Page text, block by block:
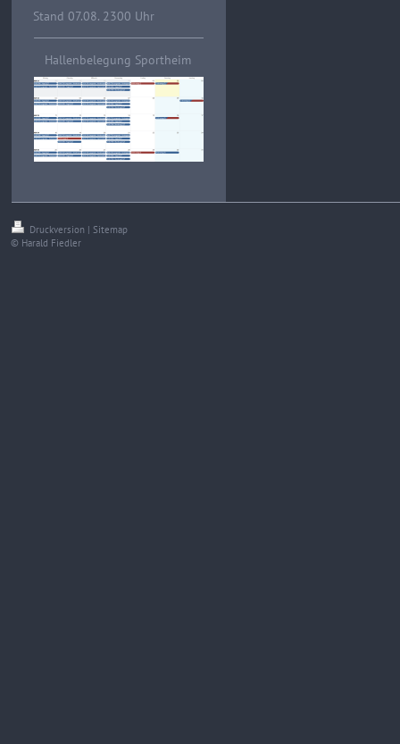
Stand 07.08. 2300 Uhr
Hallenbelegung Sportheim
Druckversion | Sitemap
© Harald Fiedler